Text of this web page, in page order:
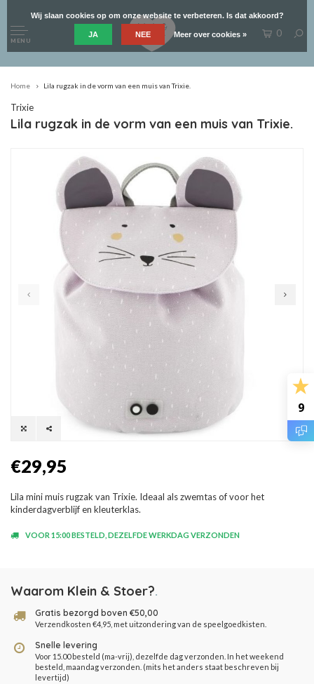
9
MENU
0
Home Lila rugzak in de vorm van een muis van Trixie.
Trixie
Lila rugzak in de vorm van een muis van Trixie.
€29,95
Lila mini muis rugzak van Trixie. Ideaal als zwemtas of voor het
kinderdagverblijf en kleuterklas.
VOOR 15:00 BESTELD, DEZELFDE WERKDAG VERZONDEN
Waarom Klein & Stoer?.
Gratis bezorgd boven €50,00
Verzendkosten €4,95, met uitzondering van de speelgoedkisten.
Snelle levering
Voor 15.00 besteld (ma-vrij), dezelfde dag verzonden. In het weekend
besteld, maandag verzonden. (mits het anders staat beschreven bij
levertijd)
Wij slaan cookies op om onze website te verbeteren. Is dat akkoord?
JA NEE Meer over cookies »